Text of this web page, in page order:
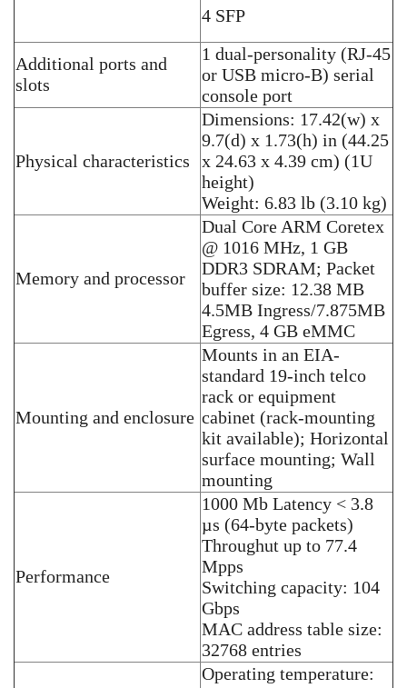
4 SFP
Additional ports and
slots
1 dual-personality (RJ-45
or USB micro-B) serial
console port
Physical characteristics
Dimensions: 17.42(w) x
9.7(d) x 1.73(h) in (44.25
x 24.63 x 4.39 cm) (1U
height)
Weight: 6.83 lb (3.10 kg)
Memory and processor
Dual Core ARM Coretex
@ 1016 MHz, 1 GB
DDR3 SDRAM; Packet
buffer size: 12.38 MB
4.5MB Ingress/7.875MB
Egress, 4 GB eMMC
Mounting and enclosure
Mounts in an EIA-
standard 19-inch telco
rack or equipment
cabinet (rack-mounting
kit available); Horizontal
surface mounting; Wall
mounting
Performance
1000 Mb Latency < 3.8
µs (64-byte packets)
Throughut up to 77.4
Mpps
Switching capacity: 104
Gbps
MAC address table size:
32768 entries
Operating temperature: